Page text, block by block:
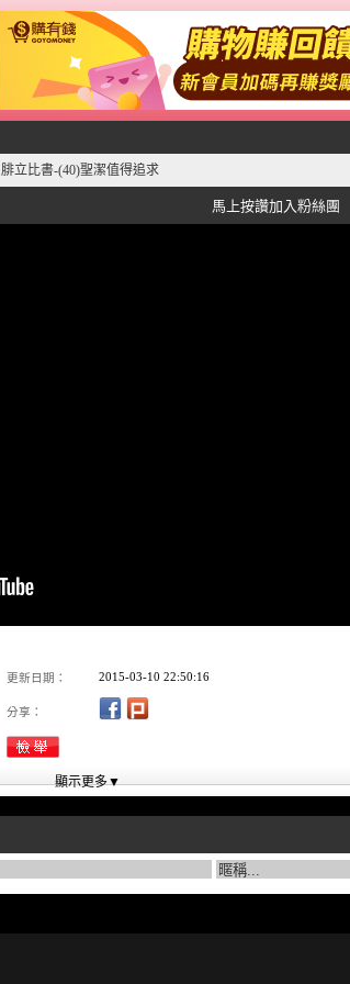
腓立比書-(40)聖潔值得追求
馬上按讚加入粉絲團
更新日期： 2015-03-10 22:50:16
分享：